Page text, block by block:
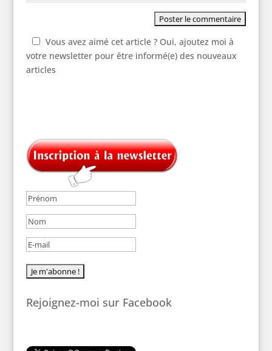
Vous avez aimé cet article ? Oui, ajoutez moi à
votre newsletter pour être informé(e) des nouveaux
articles
Rejoignez-moi sur Facebook